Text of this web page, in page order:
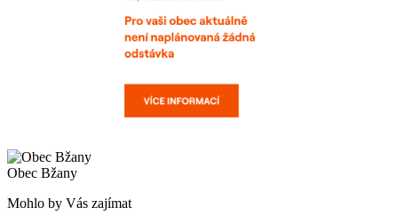
Obec Bžany
Mohlo by Vás zajímat